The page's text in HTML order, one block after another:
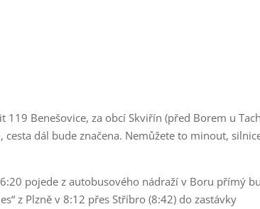
119 Benešovice, za obcí Skviřín (před Borem u
dál bude značena. Nemůžete to minout,
pojede z autobusového nádraží v Boru přímý
z Plzně v 8:12 přes Stříbro (8:42) do zastávky